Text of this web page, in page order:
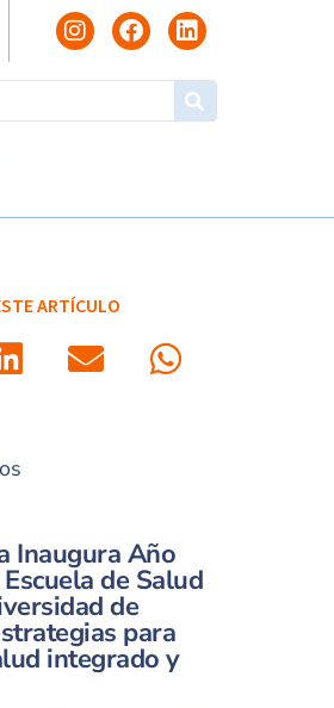
ARTÍCULO
Inaugura Año
de Salud
de
para
integrado y